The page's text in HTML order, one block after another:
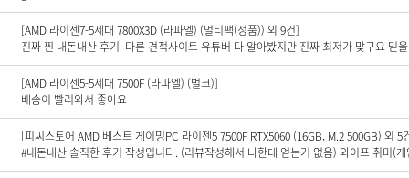
[AMD 라이젠7-5세대 7800X3D (라파엘) (멀티팩(정품)) 외 9건]
[AMD 라이젠5-5세대 7500F (라파엘) (벌크)]
배송이 빨리와서 좋아요
[피씨스토어 AMD 베스트 게이밍PC 라이젠5 7500F RTX5060 (16GB, M.2 500GB) 외 5